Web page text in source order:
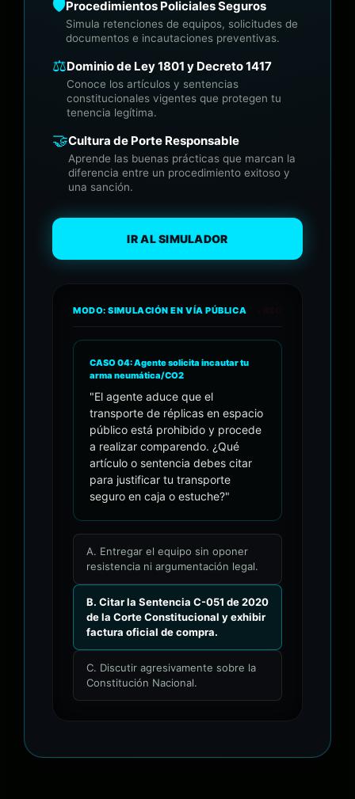
🛡️Procedimientos Policiales Seguros
Simula retenciones de equipos, solicitudes de
documentos e incautaciones preventivas.
⚖️Dominio de Ley 1801 y Decreto 1417
Conoce los artículos y sentencias
constitucionales vigentes que protegen tu
tenencia legítima.
🤝Cultura de Porte Responsable
Aprende las buenas prácticas que marcan la
diferencia entre un procedimiento exitoso y
una sanción.
IR AL SIMULADOR
MODO: SIMULACIÓN EN VÍA PÚBLICA
CASO 04: Agente solicita incautar tu
arma neumática/CO2
"El agente aduce que el
transporte de réplicas en espacio
público está prohibido y procede
a realizar comparendo. ¿Qué
artículo o sentencia debes citar
para justificar tu transporte
seguro en caja o estuche?"
A. Entregar el equipo sin oponer
resistencia ni argumentación legal.
B. Citar la Sentencia C-051 de 2020
de la Corte Constitucional y exhibir
factura oficial de compra.
C. Discutir agresivamente sobre la
Constitución Nacional.